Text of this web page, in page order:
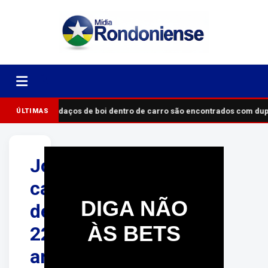
ÚLTIMASPedaços de boi dentro de carro são encontrados com
Jovem
cabeleireira
de
22
anos
DIGA NÃO
ÀS BETS